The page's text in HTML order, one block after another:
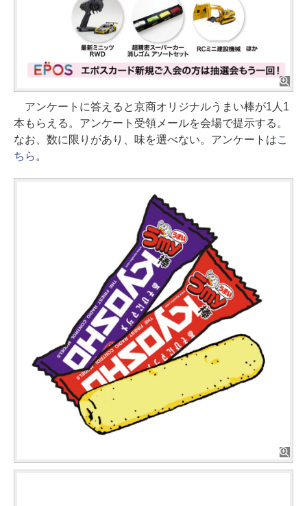
アンケートに答えると京商オリジナルうまい棒が1人1
本もらえる。アンケート受領メールを会場で提示する。
なお、数に限りがあり、味を選べない。アンケートはこ
ちら 。